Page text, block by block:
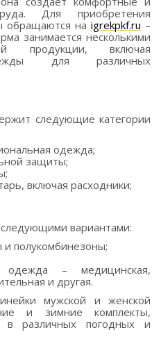
Для приобретения
обращаются на igrekpkf.ru –
занимается несколькими
продукции, включая
для различных
следующие категории
одежда;
защиты;
включая расходники;
вариантами:
полукомбинезоны;
одежда – медицинская,
и другая.
мужской и женской
и зимние комплекты,
в различных погодных и